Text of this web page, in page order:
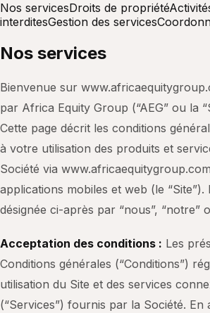
Nos servicesDroits de propriété
interditesGestion des services
Nos services
Bienvenue sur
par Africa Equity Group (“AEG” ou la
Cette page décrit les conditions
à votre utilisation des produits et
Société via
applications mobiles et web (le “Site”).
désignée ci-après par “nous”, “notre”
Acceptation des conditions : Les
Conditions générales (“Conditions”)
utilisation du Site et des services
(“Services”) fournis par la Société. En